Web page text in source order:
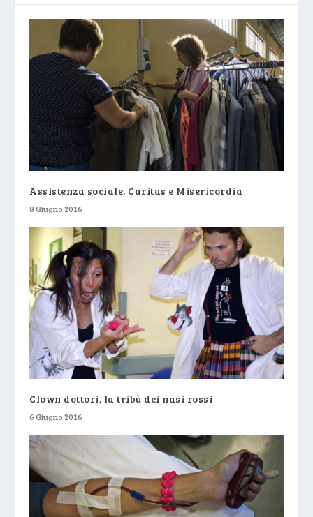
Assistenza sociale, Caritas e Misericordia
8 Giugno 2016
Clown dottori, la tribù dei nasi rossi
6 Giugno 2016